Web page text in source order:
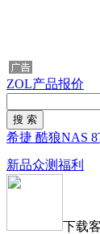
ZOL产品报价
希捷 酷狼NAS
新品众测福利
下载